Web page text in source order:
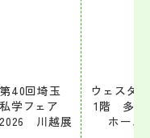
第40回埼玉
私学フェア
2026 川越展
ウェスタ
1階 多目
ホール